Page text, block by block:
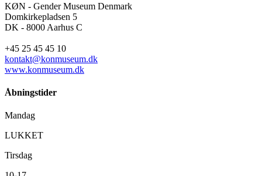
KØN - Gender Museum Denmark
Domkirkepladsen 5
DK - 8000 Aarhus C
+45 25 45 45 10
kontakt@konmuseum.dk
www.konmuseum.dk
Åbningstider
Mandag
LUKKET
Tirsdag